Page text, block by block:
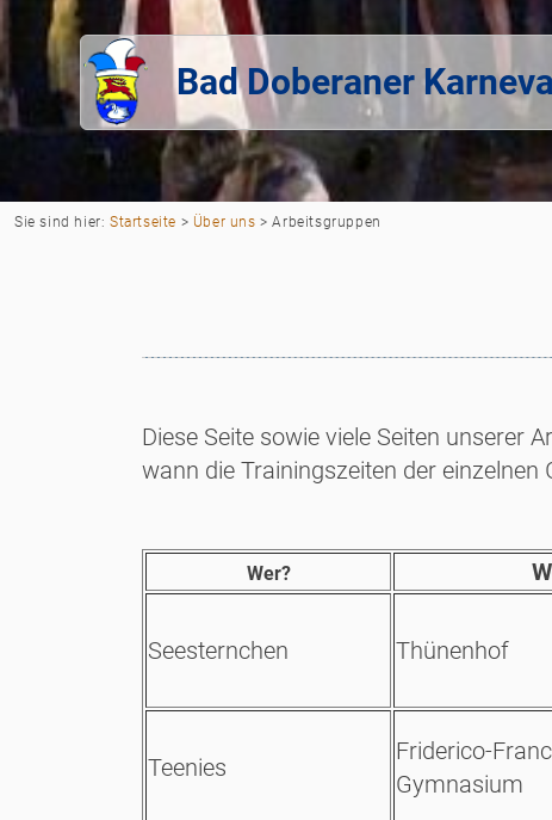
Bad Doberaner
Sie sind hier: Startseite > Über uns >Arbeitsgruppen
Diese Seite sowie viele Seiten unserer
wann die Trainingszeiten der einzelnen
Wer?
Seesternchen Thünenhof
Teenies
Friderico-
Gymnasium